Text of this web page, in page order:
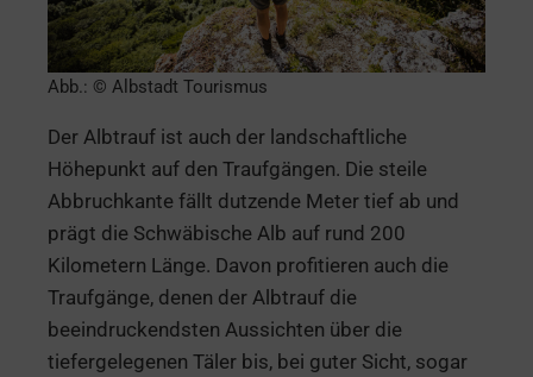
Abb.: © Albstadt Tourismus
Der Albtrauf ist auch der landschaftliche
Höhepunkt auf den Traufgängen. Die steile
Abbruchkante fällt dutzende Meter tief ab und
prägt die Schwäbische Alb auf rund 200
Kilometern Länge. Davon profitieren auch die
Traufgänge, denen der Albtrauf die
beeindruckendsten Aussichten über die
tiefergelegenen Täler bis, bei guter Sicht, sogar